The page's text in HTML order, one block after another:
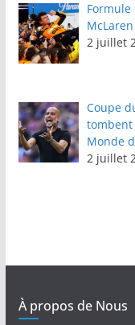
Formule
2 juillet
Coupe
tombent
Monde
2 juillet
À propos de Nous